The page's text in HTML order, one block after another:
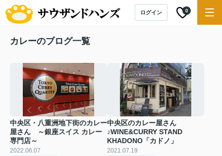
ログイン 0
カレーのブログ一覧
中央区・八重洲地下街のカレー
屋さん ～銀座スイス カレー
専門店～
2022.06.07
中央区のカレー屋さん
♪WINE&CURRY STAND
KHADONO「カドノ」
2021.07.19